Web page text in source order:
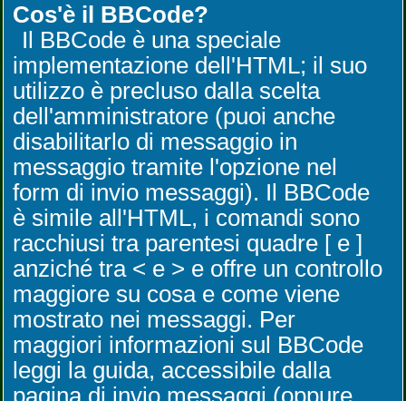
Cos'è il BBCode?
Il BBCode è una speciale
implementazione dell'HTML; il suo
utilizzo è precluso dalla scelta
dell'amministratore (puoi anche
disabilitarlo di messaggio in
messaggio tramite l'opzione nel
form di invio messaggi). Il BBCode
è simile all'HTML, i comandi sono
racchiusi tra parentesi quadre [ e ]
anziché tra < e > e offre un controllo
maggiore su cosa e come viene
mostrato nei messaggi. Per
maggiori informazioni sul BBCode
leggi la guida, accessibile dalla
pagina di invio messaggi (oppure